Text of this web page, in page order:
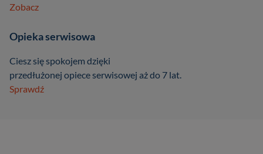
Zobacz
Opieka serwisowa
Ciesz się spokojem dzięki
przedłużonej opiece serwisowej aż do 7 lat.
Sprawdź